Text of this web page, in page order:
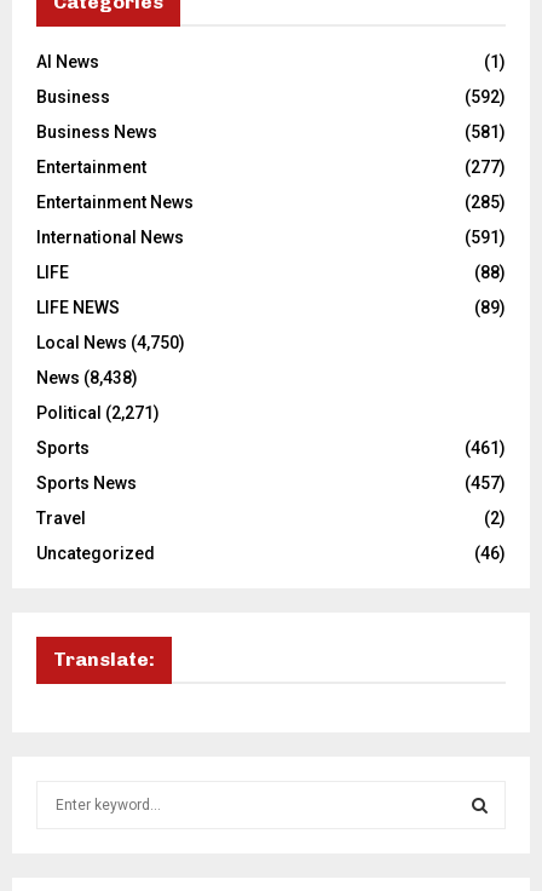
AI News
(1)
Business
(592)
Business News
(581)
Entertainment
(277)
Entertainment News
(285)
International News
(591)
LIFE
(88)
LIFE NEWS
(89)
Local News (4,750)
News (8,438)
Political (2,271)
Sports
(461)
Sports News
(457)
Travel
(2)
Uncategorized
(46)
Translate: